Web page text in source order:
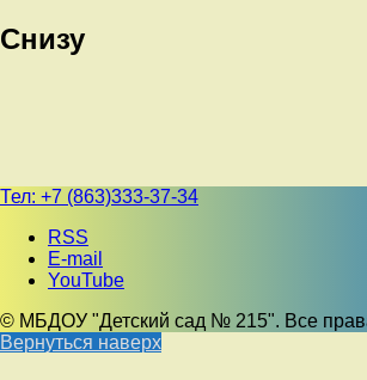
Снизу
Тел: +7 (863)333-37-34
RSS
E-mail
YouTube
© МБДОУ "Детский сад № 215". Все
Вернуться наверх